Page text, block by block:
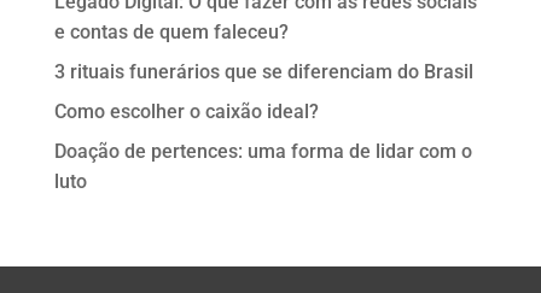
e contas de quem faleceu?
3 rituais funerários que se diferenciam do Brasil
Como escolher o caixão ideal?
Doação de pertences: uma forma de lidar com o
luto